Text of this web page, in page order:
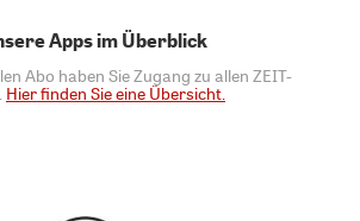
Apps im Überblick
Abo haben Sie Zugang zu allen ZEIT-
Hier finden Sie eine Übersicht.